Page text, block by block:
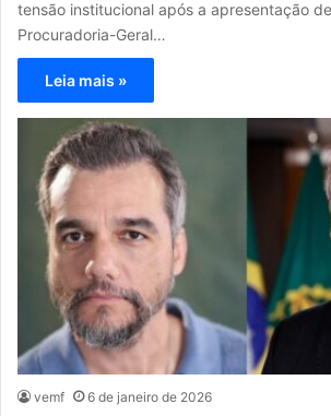
tensão institucional após a apresentação
Procuradoria-Geral…
Leia mais »
vemf 6 de janeiro de 2026